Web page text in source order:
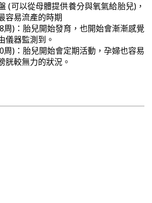
(可以從母體提供養分與氧氣給胎兒)，
容易流產的時期
周)：胎兒開始發育，也開始會漸漸感覺
儀器監測到。
周)：胎兒開始會定期活動，孕婦也容易
胱較無力的狀況。